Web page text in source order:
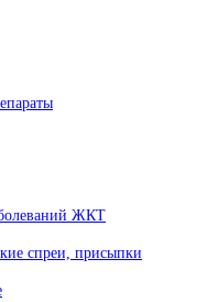
ЖКТ
спреи, присыпки